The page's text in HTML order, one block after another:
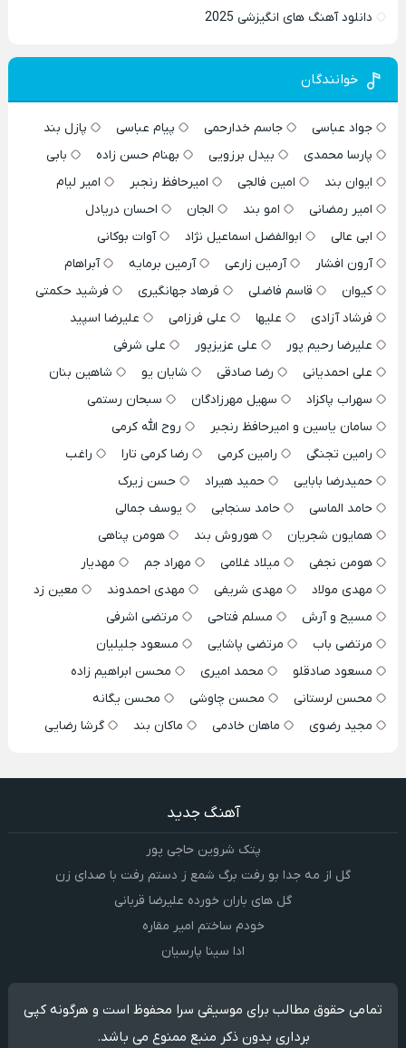
دانلود آهنگ های انگیزشی 2025
خوانندگان
جواد عباسی جاسم خدارحمی پیام عباسی
پازل بند
پارسا محمدی
بیدل برزویی بهنام حسن زاده
بابی
ایوان بند
امین فالجی امیرحافظ رنجبر
امیر لیام
امیر رمضانی
امو بند الجان
احسان دریادل
ابی عالی
ابوالفضل اسماعیل نژاد
آوات بوکانی
آرون افشار
آرمین زارعی آرمین برمایه
آبراهام
کیوان
قاسم فاضلی فرهاد جهانگیری
فرشید حکمتی
فرشاد آزادی
علیها علی فرزامی
علیرضا اسپید
علیرضا رحیم پور
علی عزیزپور
علی شرفی
علی احمدیانی
رضا صادقی شایان یو
شاهین بنان
سهراب پاکزاد
سهیل مهرزادگان
سبحان رستمی
سامان یاسین و امیرحافظ رنجبر
روح الله کرمی
رامین تجنگی
رامین کرمی رضا کرمی تارا
راغب
حمیدرضا بابایی
حمید هیراد
حسن زیرک
حامد الماسی
حامد سنجابی
یوسف جمالی
همایون شجریان
هوروش بند
هومن پناهی
هومن نجفی
میلاد غلامی مهراد جم
مهدیار
مهدی مولاد
مهدی شریفی مهدی احمدوند
معین زد
مسیح و آرش
مسلم فتاحی
مرتضی اشرفی
مرتضی باب
مرتضی پاشایی
مسعود جلیلیان
مسعود صادقلو
محمد امیری
محسن ابراهیم زاده
محسن لرستانی
محسن چاوشی
محسن یگانه
مجید رضوی
ماهان خادمی ماکان بند گرشا رضایی
آهنگ جدید
پتک شروین حاجی پور
گل از مه جدا بو رفت برگ شمع ز دستم رفت با صدای زن
گل های باران خورده علیرضا قربانی
خودم ساختم امیر مقاره
ادا سینا پارسیان
تمامی حقوق مطالب برای موسیقی سرا محفوظ است و هرگونه کپی
برداری بدون ذکر منبع ممنوع می باشد.